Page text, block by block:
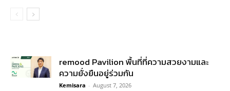
remood Pavilion พื้นที่ที่ความสวยงามและ
ความยั่งยืนอยู่ร่วมกัน
Kemisara - August 7, 2026